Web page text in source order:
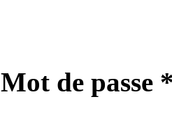
Mot de passe